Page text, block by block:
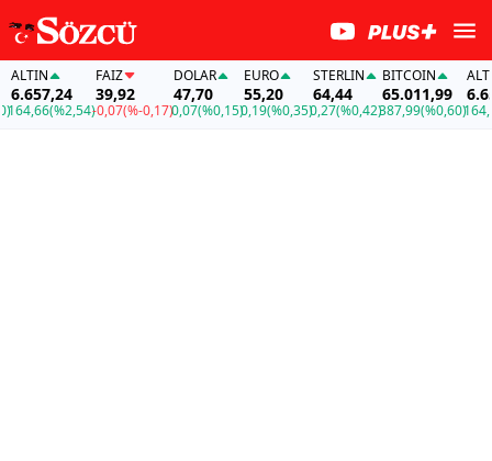
(%2,54)
FAİZ
39,92
-0,07(%-0,17)
DOLAR
47,70
0,07(%0,15)
EURO
55,20
0,19(%0,35)
STERLIN
64,44
0,27(%0,42)
BITCOIN
65.011,99
387,99(%0,60)
ALTIN
164,66